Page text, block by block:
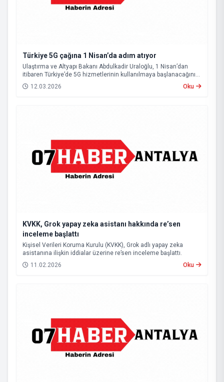
Türkiye 5G çağına 1 Nisan’da adım atıyor
Ulaştırma ve Altyapı Bakanı Abdulkadir Uraloğlu, 1 Nisan’dan
itibaren Türkiye’de 5G hizmetlerinin kullanılmaya başlanacağını
açıkladı.
12.03.2026 Oku
KVKK, Grok yapay zeka asistanı hakkında re’sen
inceleme başlattı
Kişisel Verileri Koruma Kurulu (KVKK), Grok adlı yapay zeka
asistanına ilişkin iddialar üzerine re’sen inceleme başlattı.
11.02.2026
Oku